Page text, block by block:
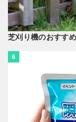
芝刈り機のおすす
6